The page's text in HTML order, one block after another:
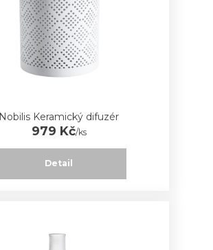
Nobilis Keramický difuzér
979 Kč/ks
Detail